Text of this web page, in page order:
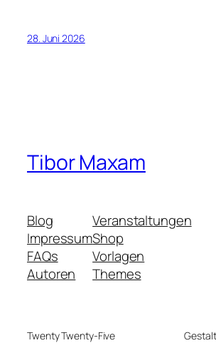
28. Juni 2026
Tibor Maxam
Blog
Impressum
FAQs
Autoren
Veranstaltungen
Shop
Vorlagen
Themes
Twenty Twenty-Five